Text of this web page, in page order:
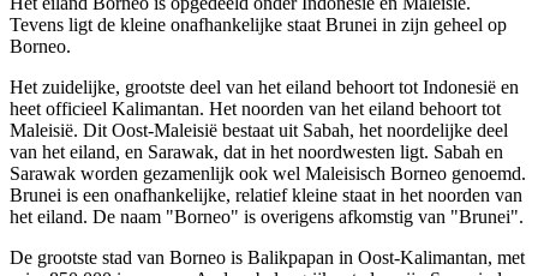
Tevens ligt de kleine onafhankelijke staat Brunei in zijn geheel op
Borneo.
Het zuidelijke, grootste deel van het eiland behoort tot Indonesië en
heet officieel Kalimantan. Het noorden van het eiland behoort tot
Maleisië. Dit Oost-Maleisië bestaat uit Sabah, het noordelijke deel
van het eiland, en Sarawak, dat in het noordwesten ligt. Sabah en
Sarawak worden gezamenlijk ook wel Maleisisch Borneo genoemd.
Brunei is een onafhankelijke, relatief kleine staat in het noorden van
het eiland. De naam "Borneo" is overigens afkomstig van "Brunei".
De grootste stad van Borneo is Balikpapan in Oost-Kalimantan, met